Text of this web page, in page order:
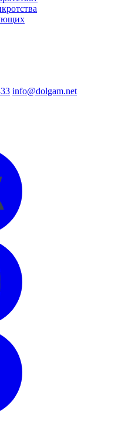
info@dolgam.net